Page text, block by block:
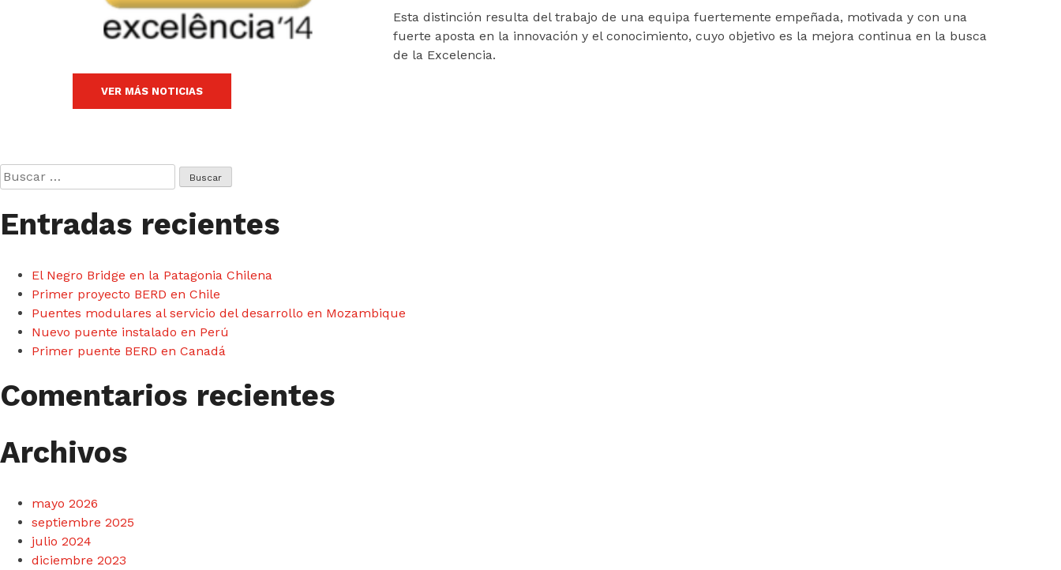
VER MÁS NOTICIAS
Esta distinción resulta del trabajo de una equipa fuertemente empeñada, motivada y con una
fuerte aposta en la innovación y el conocimiento, cuyo objetivo es la mejora continua en la busca
de la Excelencia.
Buscar:
Entradas recientes
El Negro Bridge en la Patagonia Chilena
Primer proyecto BERD en Chile
Puentes modulares al servicio del desarrollo en Mozambique
Nuevo puente instalado en Perú
Primer puente BERD en Canadá
Comentarios recientes
Archivos
mayo 2026
septiembre 2025
julio 2024
diciembre 2023